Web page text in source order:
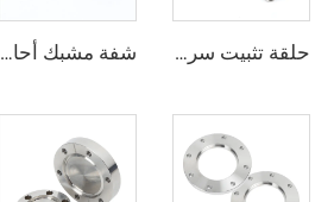
حلقة تثبيت سريعة KF من الألومنيوم، KF16/KF25/KF40/KF50، وصلات فراغية NW25/NW40، شفاه مشبك عالي الجودة للصناعات شبه الموصلة شفة مشبك أحادية من الألومنيوم ISO-KF، مزودة بمقبض M6، وصلات فراغية أحادية الاتجاه من KF10-50، مشبك فراغي عالي الجودة من NW16-50